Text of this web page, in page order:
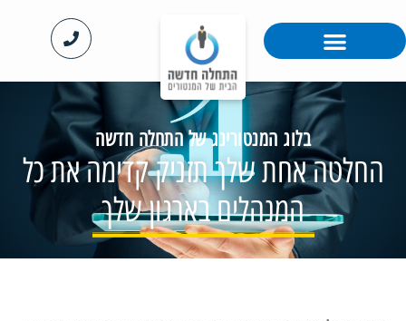
בלוג המנטורינג של התחלה חדשה
החלטה אחת שלך תזניק קדימה את כל
המנהלים בארגון שלך